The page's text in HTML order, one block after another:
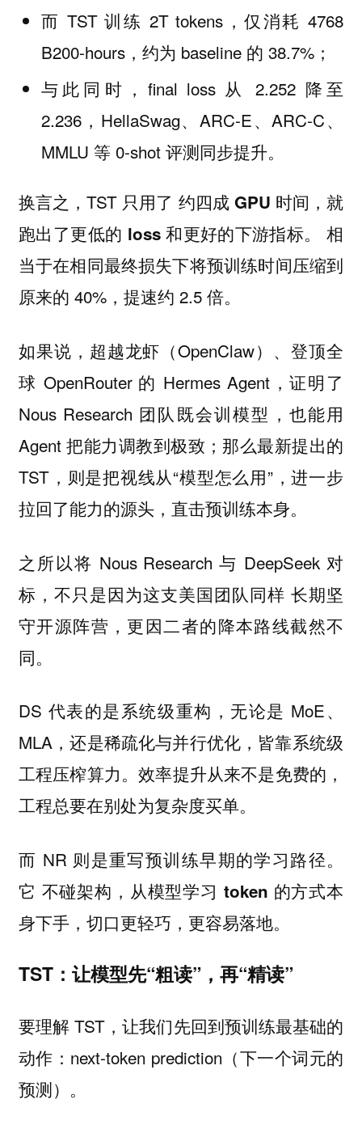
而 TST 训练 2T tokens，仅消耗 4768
B200-hours，约为 baseline 的 38.7%；
与此同时，final loss 从 2.252 降至
2.236，HellaSwag、ARC-E、ARC-C、
MMLU 等 0-shot 评测同步提升。
换言之，TST 只用了 约四成 GPU 时间，就
跑出了更低的 loss 和更好的下游指标。
相
当于在相同最终损失下将预训练时间压缩到
原来的 40%，提速约 2.5 倍。
如果说，超越龙虾（OpenClaw）、登顶全
球 OpenRouter 的 Hermes Agent，证明了
Nous Research 团队既会训模型，也能用
Agent 把能力调教到极致；那么最新提出的
TST，则是把视线从“模型怎么用”，进一步
拉回了能力的源头， 直击预训练本身。
之所以将 Nous Research 与 DeepSeek 对
标，不只是因为这支美国团队同样长期坚
守开源阵营 ，更因二者的降本路线截然不
同。
DS 代表的是系统级重构，无论是 MoE、
MLA，还是稀疏化与并行优化，皆靠系统级
工程压榨算力。效率提升从来不是免费的，
工程总要在别处为复杂度买单。
而 NR 则是重写预训练早期的学习路径。
它 不碰架构，从模型学习 token 的方式本
身下手，切口更轻巧，更容易落地。
TST：让模型先“粗读”，再“精读”
要理解 TST，让我们先回到预训练最基础的
动作：next-token prediction（下一个词元的
预测）。